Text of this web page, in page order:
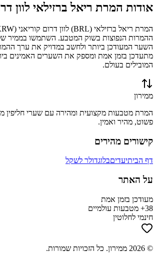
אודות המרת ריאל ברזילאי לוון
המרת ריאל ברזילאי (
BRL) לוון דרום קוריאני (
ההמרות הנפוצות בשוק המטבע. השתמשו בממיר
השער המעודכן ביותר ולחשב במדויק את ערך
מתעדכן בזמן אמת ומספק את השערים האמינים
המובילים בעולם.
ממירון
המרת מטבעות מקצועית ומהירה עם שערי חליפין
פשוט, מהיר ואמין.
קישורים מהירים
דף הביתיעדיםבלוגדולר לשקל
על האתר
מעודכן בזמן אמת
38+ מטבעות עולמיים
חינמי לחלוטין
©
2026 ממירון. כל הזכויות שמורות.